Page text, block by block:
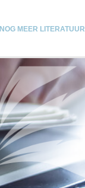
NOG MEER LITERATUUR